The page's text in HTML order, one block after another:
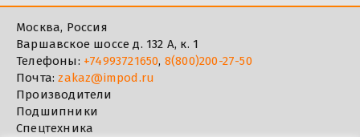
Москва, Россия
Варшавское шоссе д. 132 А, к. 1
Телефоны: +74993721650, 8(800)200-27-50
Почта:zakaz@impod.ru
Производители
Подшипники
Спецтехника